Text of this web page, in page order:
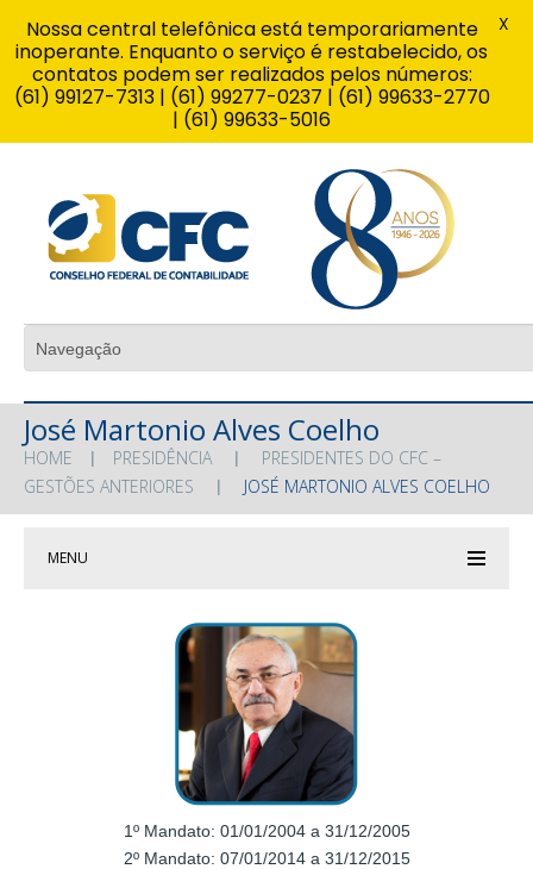
José Martonio Alves Coelho
HOME PRESIDÊNCIA
PRESIDENTES DO CFC –
GESTÕES ANTERIORES
JOSÉ MARTONIO ALVES COELHO
MENU
1º Mandato: 01/01/2004 a 31/12/2005
2º Mandato: 07/01/2014 a 31/12/2015
Nossa central telefônica está temporariamente
inoperante. Enquanto o serviço é restabelecido, os
contatos podem ser realizados pelos números:
(61) 99127-7313 | (61) 99277-0237 | (61) 99633-2770
| (61) 99633-5016
X